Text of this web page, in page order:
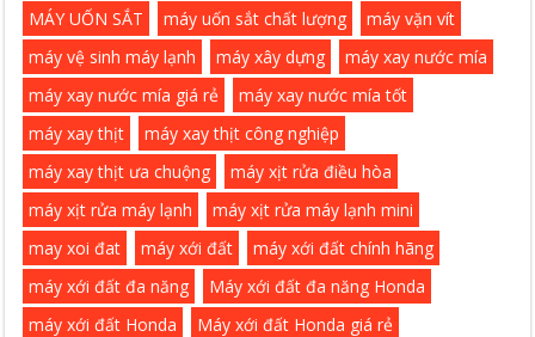
MÁY UỐN SẮT
máy uốn sắt chất lượng
máy vặn vít
máy vệ sinh máy lạnh
máy xây dựng
máy xay nước mía
máy xay nước mía giá rẻ
máy xay nước mía tốt
máy xay thịt
máy xay thịt công nghiệp
máy xay thịt ưa chuộng
máy xịt rửa điều hòa
máy xịt rửa máy lạnh
máy xịt rửa máy lạnh mini
may xoi đat
máy xới đất
máy xới đất chính hãng
máy xới đất đa năng
Máy xới đất đa năng Honda
máy xới đất Honda
Máy xới đất Honda giá rẻ